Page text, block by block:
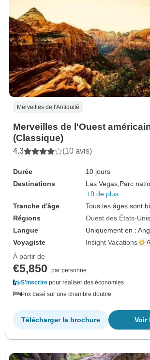
Merveilles de l'Antiquité
Merveilles de l'Ouest
(Classique)
4.3 (10 avis)
Durée
10 jours
Destinations
Las Vegas, Parc
+9 de plus
Tranche d'âge
Tous les âges sont
Régions
Ouest des États-Unis
Langue
Uniquement en :
Voyagiste
Insight Vacations
À partir de
€5,850
par personne
S'inscrire pour réaliser des économies
Prix basé sur une chambre double
Voir
Télécharger la brochure